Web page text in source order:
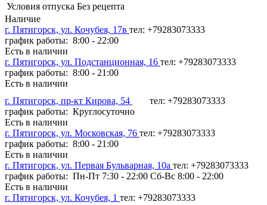
Условия отпуска Без рецепта
Наличие
г. Пятигорск, ул. Кочубея, 17в тел: +79283073333
график работы: 8:00 - 22:00
Есть в наличии
г. Пятигорск, ул. Подстанционная, 16 тел: +79283073333
график работы: 8:00 - 21:00
Есть в наличии
г. Пятигорск, пр-кт Кирова, 54
тел: +79283073333
график работы: Круглосуточно
Есть в наличии
г. Пятигорск, ул. Московская, 76 тел: +79283073333
график работы: 8:00 - 21:00
Есть в наличии
г. Пятигорск, ул. Первая Бульварная, 10а тел: +79283073333
график работы: Пн-Пт 7:30 - 22:00 Сб-Вс 8:00 - 22:00
Есть в наличии
г. Пятигорск, ул. Кочубея, 1 тел: +79283073333